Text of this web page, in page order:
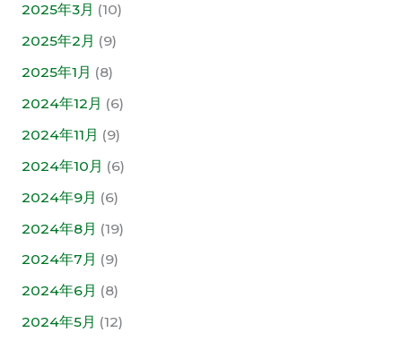
2025年3月 (10)
2025年2月 (9)
2025年1月 (8)
2024年12月 (6)
2024年11月 (9)
2024年10月 (6)
2024年9月 (6)
2024年8月 (19)
2024年7月 (9)
2024年6月 (8)
2024年5月 (12)